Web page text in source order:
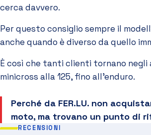
cerca davvero.
Per questo consiglio sempre il
anche quando è diverso da quello
È così che tanti clienti tornano negli
minicross alla 125, fino all'enduro.
Perché da FER.LU. non
moto, ma trovano un punto di
RECENSIONI